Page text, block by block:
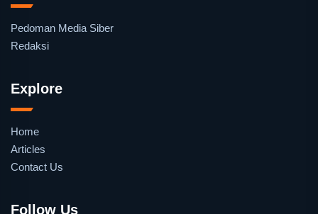
Pedoman Media Siber
Redaksi
Explore
Home
Articles
Contact Us
Follow Us